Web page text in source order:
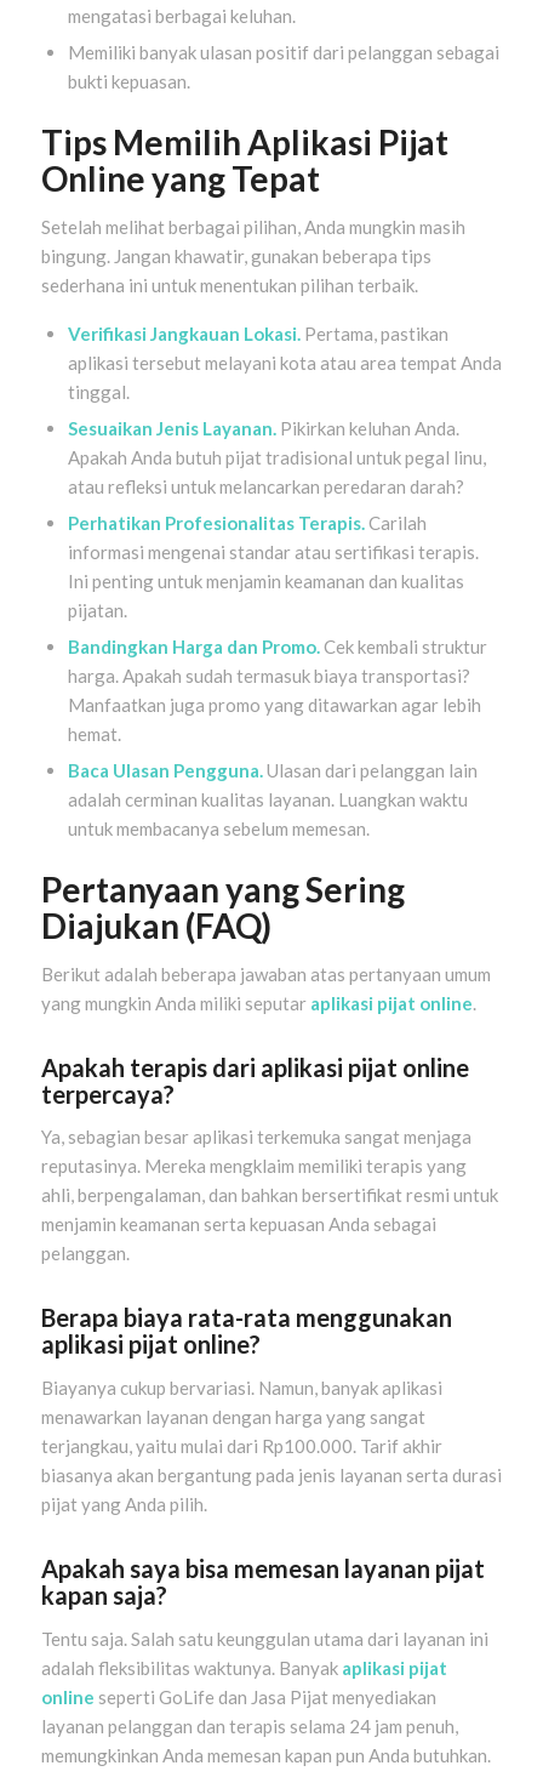
mengatasi berbagai keluhan.
Memiliki banyak ulasan positif dari pelanggan sebagai
bukti kepuasan.
Tips Memilih Aplikasi Pijat
Online yang Tepat
Setelah melihat berbagai pilihan, Anda mungkin masih
bingung. Jangan khawatir, gunakan beberapa tips
sederhana ini untuk menentukan pilihan terbaik.
Verifikasi Jangkauan Lokasi.Pertama, pastikan
aplikasi tersebut melayani kota atau area tempat Anda
tinggal.
Sesuaikan Jenis Layanan.Pikirkan keluhan Anda.
Apakah Anda butuh pijat tradisional untuk pegal linu,
atau refleksi untuk melancarkan peredaran darah?
Perhatikan Profesionalitas Terapis.Carilah
informasi mengenai standar atau sertifikasi terapis.
Ini penting untuk menjamin keamanan dan kualitas
pijatan.
Bandingkan Harga dan Promo.Cek kembali struktur
harga. Apakah sudah termasuk biaya transportasi?
Manfaatkan juga promo yang ditawarkan agar lebih
hemat.
Baca Ulasan Pengguna.Ulasan dari pelanggan lain
adalah cerminan kualitas layanan. Luangkan waktu
untuk membacanya sebelum memesan.
Pertanyaan yang Sering
Diajukan (FAQ)
Berikut adalah beberapa jawaban atas pertanyaan umum
yang mungkin Anda miliki seputar aplikasi pijat online
Apakah terapis dari aplikasi pijat online
terpercaya?
Ya, sebagian besar aplikasi terkemuka sangat menjaga
reputasinya. Mereka mengklaim memiliki terapis yang
ahli, berpengalaman, dan bahkan bersertifikat resmi untuk
menjamin keamanan serta kepuasan Anda sebagai
pelanggan.
Berapa biaya rata-rata menggunakan
aplikasi pijat online?
Biayanya cukup bervariasi. Namun, banyak aplikasi
menawarkan layanan dengan harga yang sangat
terjangkau, yaitu mulai dari Rp100.000. Tarif akhir
biasanya akan bergantung pada jenis layanan serta durasi
pijat yang Anda pilih.
Apakah saya bisa memesan layanan pijat
kapan saja?
Tentu saja. Salah satu keunggulan utama dari layanan ini
adalah fleksibilitas waktunya. Banyak aplikasi pijat
online seperti GoLife dan Jasa Pijat menyediakan
layanan pelanggan dan terapis selama 24 jam penuh,
memungkinkan Anda memesan kapan pun Anda butuhkan.